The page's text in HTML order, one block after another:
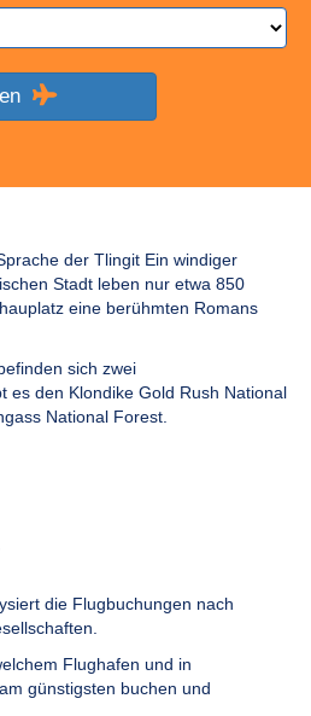
der Tlingit Ein windiger
Stadt leben nur etwa 850
eine berühmten Romans
sich zwei
es den Klondike Gold Rush National
National Forest.
die Flugbuchungen nach
Flughafen und in
günstigsten buchen und